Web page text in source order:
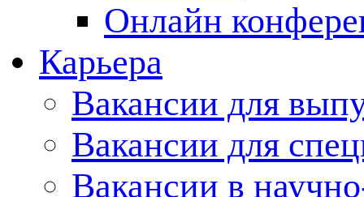
Онлайн
Карьера
Вакансии для
Вакансии для
Вакансии в